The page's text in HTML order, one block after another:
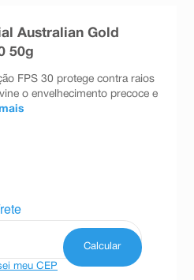
Australian Gold
50g
FPS 30 protege contra raios
o envelhecimento precoce e
meu CEP